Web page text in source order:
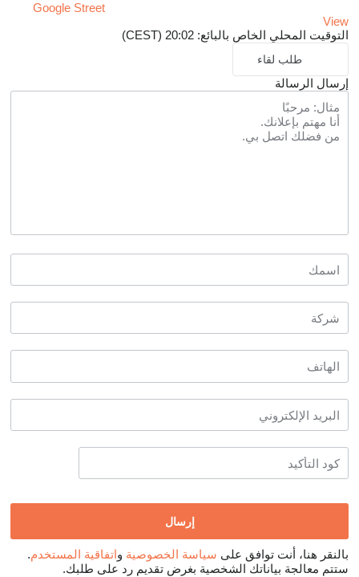
Google Street
View
التوقيت المحلي الخاص بالبائع: 20:02 (CEST)
طلب لقاء
إرسال الرسالة
بالنقر هنا، أنت توافق على سياسة الخصوصية واتفاقية المستخدم.
ستتم معالجة بياناتك الشخصية بغرض تقديم رد على طلبك.